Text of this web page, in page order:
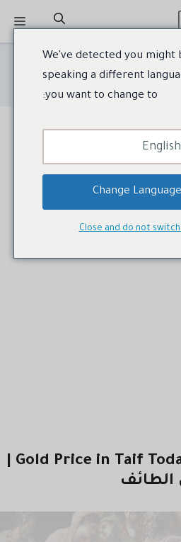
Gold Price in Taif Today (Live in SAR) |
We've detected you
speaking a different
you want to change to:
Change
Close and do not